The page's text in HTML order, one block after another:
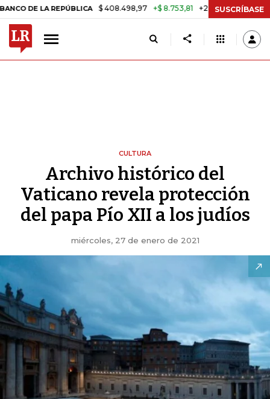
LA REPÚBLICA $ 408.498,97 +$ 8.753,81 +2,19% TASA DE USURA
SUSCRÍBASE
CULTURA
Archivo histórico del
Vaticano revela protección
del papa Pío XII a los judíos
miércoles, 27 de enero de 2021